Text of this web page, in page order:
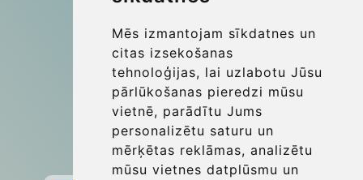
Mēs izmantojam sīkdatnes un
citas izsekošanas
tehnoloģijas, lai uzlabotu Jūsu
pārlūkošanas pieredzi mūsu
vietnē, parādītu Jums
personalizētu saturu un
mērķētas reklāmas, analizētu
mūsu vietnes datplūsmu un
Update cookies preferences
Contact
info@wientransfer.com
Secure Payment with STRIPE